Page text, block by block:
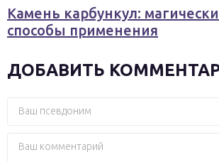
Камень карбункул:
способы применения
ДОБАВИТЬ